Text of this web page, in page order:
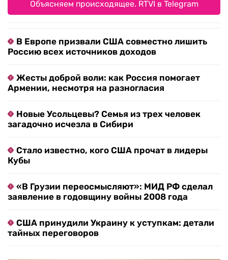
Объясняем происходящее. RTVI в Telegram
В Европе призвали США совместно лишить
Россию всех источников доходов
Жесты доброй воли: как Россия помогает
Армении, несмотря на разногласия
Новые Усольцевы? Семья из трех человек
загадочно исчезла в Сибири
Стало известно, кого США прочат в лидеры
Кубы
«В Грузии переосмысляют»: МИД РФ сделал
заявление в годовщину войны 2008 года
США принудили Украину к уступкам: детали
тайных переговоров